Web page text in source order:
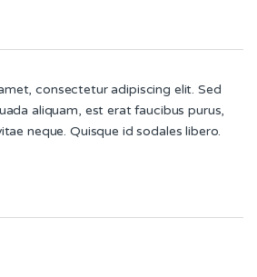
consectetur adipiscing elit. Sed
aliquam, est erat faucibus purus,
neque. Quisque id sodales libero.